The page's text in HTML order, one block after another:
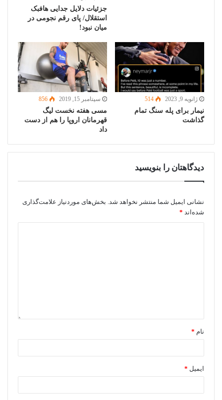
جزئیات دلایل جدایی هافبک
استقلال/ پای رقم نجومی در
میان نبود!
ژانویه 9, 2023 514
نیمار برای پله سنگ تمام
گذاشت
سپتامبر 15, 2019 856
مسی هفته نخست لیگ
قهرمانان اروپا را هم از دست
داد
دیدگاهتان را بنویسید
نشانی ایمیل شما منتشر نخواهد شد. بخش‌های موردنیاز علامت‌گذاری
شده‌اند *
نام *
ایمیل *